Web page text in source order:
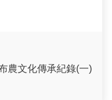
農文化傳承紀錄(一)